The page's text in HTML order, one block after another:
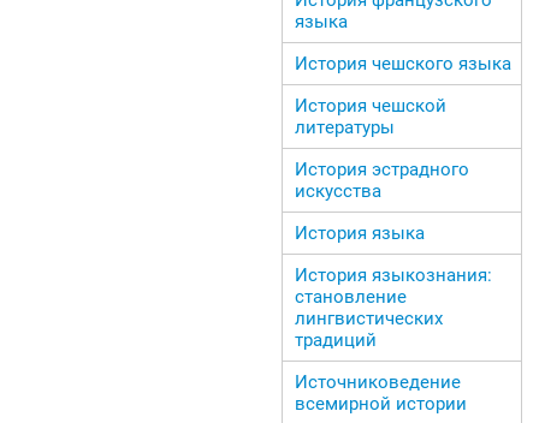
языка
История чешского языка
История чешской
литературы
История эстрадного
искусства
История языка
История языкознания:
становление
лингвистических
традиций
Источниковедение
всемирной истории